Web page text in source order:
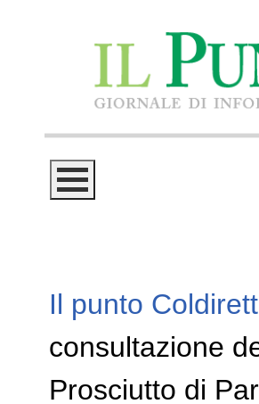
Il punto
consultazione
Prosciutto di